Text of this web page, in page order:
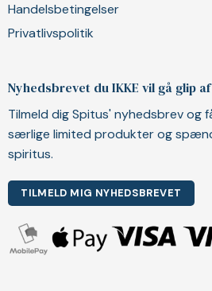
Handelsbetingelser
Privatlivspolitik
Nyhedsbrevet du IKKE vil gå glip af
Tilmeld dig Spitus' nyhedsbrev og
særlige limited produkter og
spiritus.
TILMELD MIG NYHEDSBREVET